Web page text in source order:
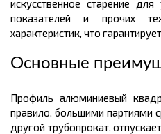
искусственное старение
показателей и прочих
характеристик, что
Основные
Профиль алюминиевый
правило, большими партиями
другой трубопрокат,